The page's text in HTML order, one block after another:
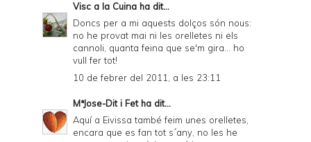
Visc a la Cuina ha dit...
Doncs per a mi aquests dolços són nous:
no he provat mai ni les orelletes ni els
cannoli, quanta feina que se'm gira... ho
vull fer tot!
10 de febrer del 2011, a les 23:11
MªJose-Dit i Fetha dit...
Aquí a Eivissa també feim unes orelletes,
encara que es fan tot s´any, no les he